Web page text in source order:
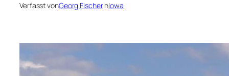
Verfasst vonGeorg FischerinIowa